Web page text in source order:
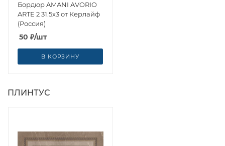
Бордюр AMANI AVORIO
ARTE 2 31.5x3 от Керлайф
(Россия)
50 ₽/шт
В КОРЗИНУ
ПЛИНТУС